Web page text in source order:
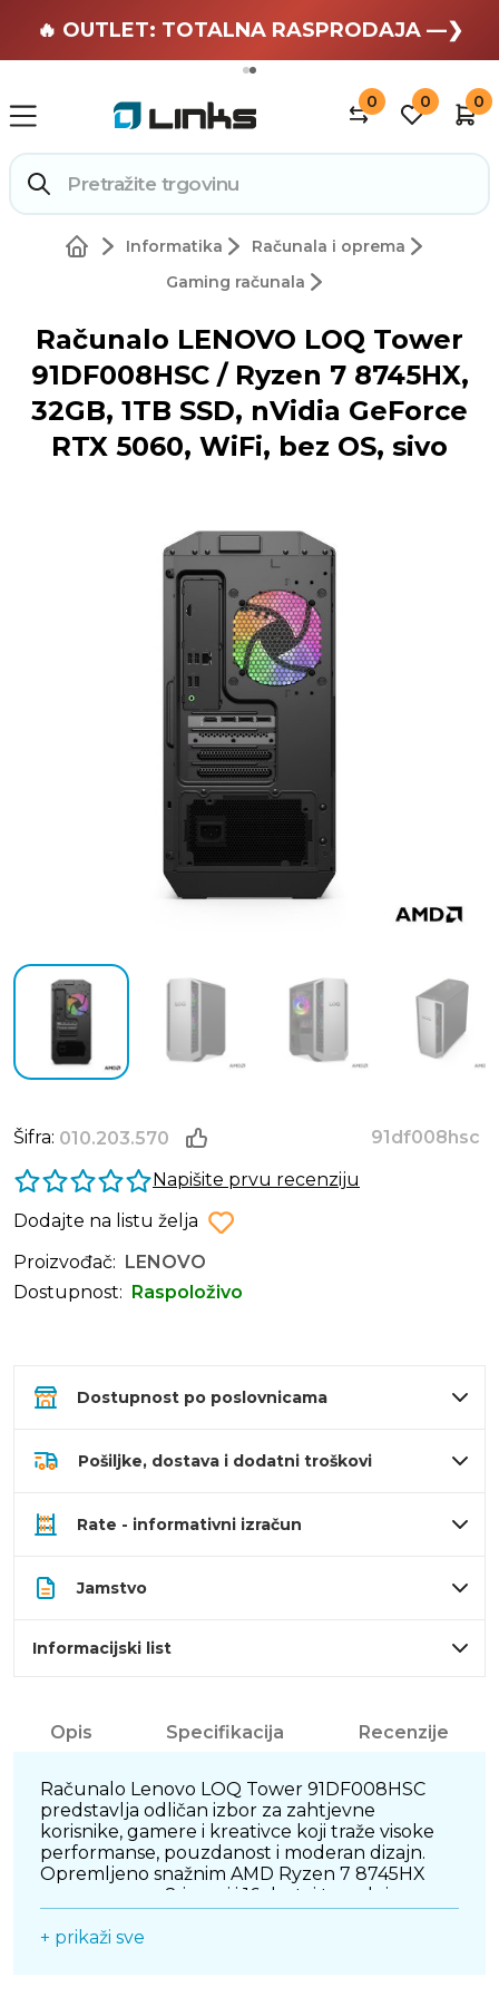
🏄 Zaslužuješ odmor —❯
🔥 OUTLET: TOTALNA RASPRODAJA —❯
0 0 0
Informatika
Računala i oprema
Gaming računala
Računalo LENOVO LOQ Tower
91DF008HSC / Ryzen 7 8745HX,
32GB, 1TB SSD, nVidia GeForce
RTX 5060, WiFi, bez OS, sivo
Šifra: 010.203.570
91df008hsc
Napišite prvu recenziju
Dodajte na listu želja
Proizvođač:
LENOVO
Dostupnost:
Raspoloživo
Dostupnost po poslovnicama
Pošiljke, dostava i dodatni troškovi
Rate - informativni izračun
Jamstvo
Informacijski list
Opis Specifikacija Recenzije
Računalo Lenovo LOQ Tower 91DF008HSC
predstavlja odličan izbor za zahtjevne
korisnike, gamere i kreativce koji traže visoke
performanse, pouzdanost i moderan dizajn.
Opremljeno snažnim AMD Ryzen 7 8745HX
procesorom s 8 jezgri i 16 dretvi te radnim
izvršava zahtjevne zadatke poput igranja
+ prikaži sve